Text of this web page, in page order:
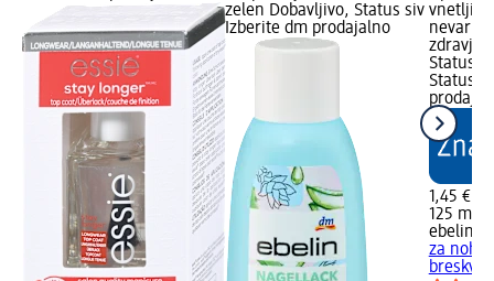
zelen Dobavljivo, Status siv
Izberite dm prodajalno
zdravje;
Status
Status
1,45 €
125 ml
ebelin
za